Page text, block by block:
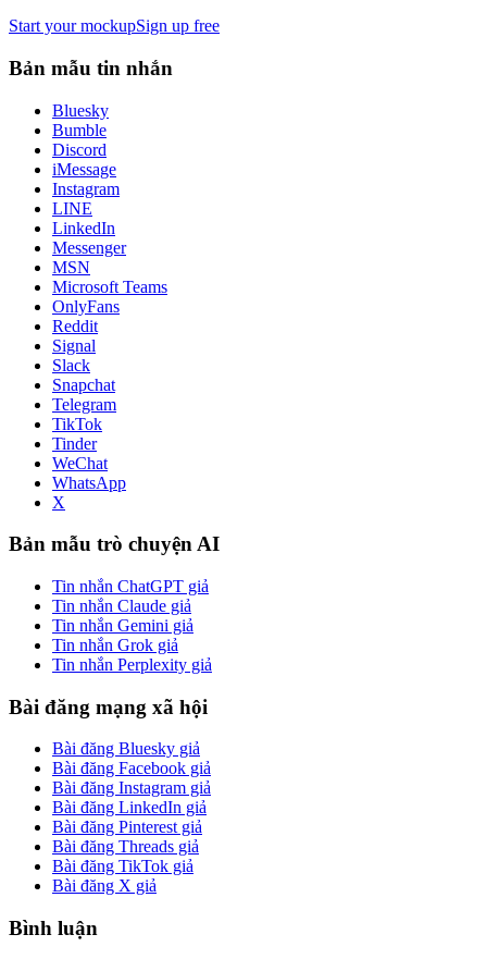
Start your mockupSign up free
Bản mẫu tin nhắn
Bluesky
Bumble
Discord
iMessage
Instagram
LINE
LinkedIn
Messenger
MSN
Microsoft Teams
OnlyFans
Reddit
Signal
Slack
Snapchat
Telegram
TikTok
Tinder
WeChat
WhatsApp
X
Bản mẫu trò chuyện AI
Tin nhắn ChatGPT giả
Tin nhắn Claude giả
Tin nhắn Gemini giả
Tin nhắn Grok giả
Tin nhắn Perplexity giả
Bài đăng mạng xã hội
Bài đăng Bluesky giả
Bài đăng Facebook giả
Bài đăng Instagram giả
Bài đăng LinkedIn giả
Bài đăng Pinterest giả
Bài đăng Threads giả
Bài đăng TikTok giả
Bài đăng X giả
Bình luận